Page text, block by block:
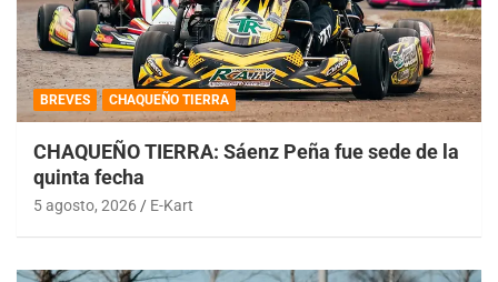
BREVES CHAQUEÑO TIERRA
CHAQUEÑO TIERRA: Sáenz Peña fue sede de la
quinta fecha
5 agosto, 2026 E-Kart